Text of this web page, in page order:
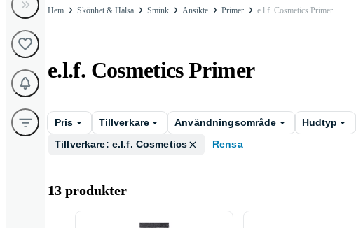
Hem Skönhet & Hälsa Smink Ansikte Primer e.l.f. Cosmetics Primer
e.l.f. Cosmetics Primer
Pris Tillverkare Användningsområde Hudtyp
Tillverkare: e.l.f. Cosmetics
Rensa
13 produkter